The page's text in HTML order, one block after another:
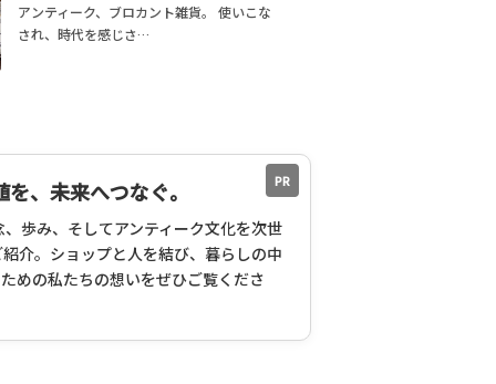
アンティーク、ブロカント雑貨。 使いこな
され、時代を感じさ…
PR
、未来へつなぐ。
、歩み、そしてアンティーク文化を次世
介。ショップと人を結び、暮らしの中
めの私たちの想いをぜひご覧くださ